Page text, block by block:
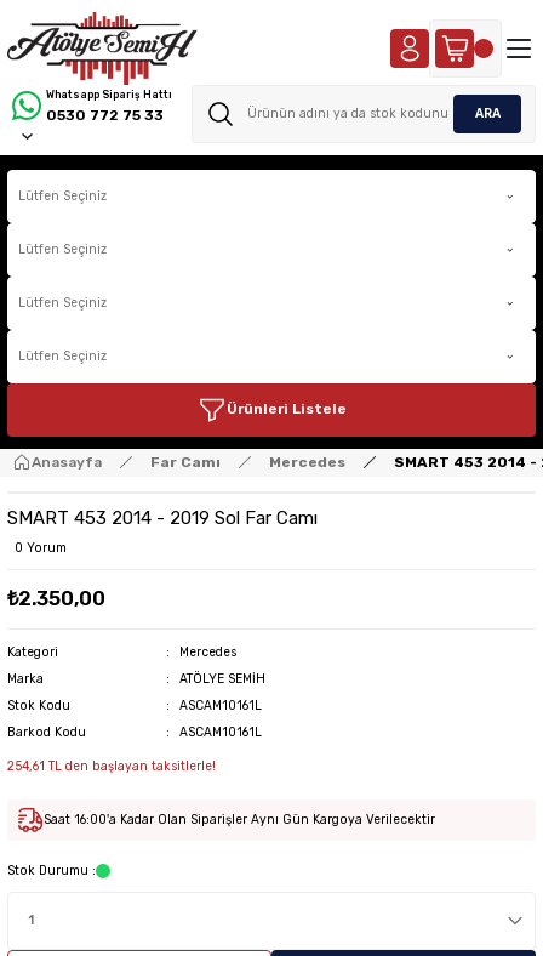
Whatsapp Sipariş Hattı
0530 772 75 33 ARA
Ürünleri Listele
Anasayfa Far Camı Mercedes SMART 453 2014 -
SMART 453 2014 - 2019 Sol Far Camı
0 Yorum
₺2.350,00
Kategori
Mercedes
Marka
ATÖLYE SEMİH
Stok Kodu
ASCAM10161L
Barkod Kodu
ASCAM10161L
254,61 TL den başlayan taksitlerle!
Saat 16:00'a Kadar Olan Siparişler Aynı Gün Kargoya Verilecektir
Stok Durumu :